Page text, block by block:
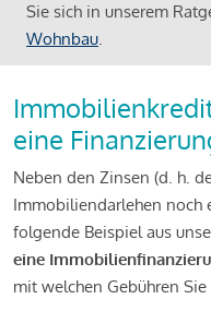
Sie sich in unserem
Wohnbau.
eine
Neben den Zinsen (d. h.
Immobiliendarlehen noch
folgende Beispiel aus
eine
mit welchen Gebühren